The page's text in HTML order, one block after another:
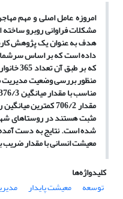
امروزه عامل اصلی و مهم
مشکلات فراوانی روبرو
هدف به عنوان یک پژوهش
که بر
منظور بررسی وضعیت مدیریت
مثبت هستند در روستاهای
معیشت انسانی با مقدار ضریب بتای 213/0 و بر متغیر معیشت فیزیکی با مقدار ضریب بتای 178/0 تاثیر
کلیدواژه‌ها
توسعه
معیشت پایدار